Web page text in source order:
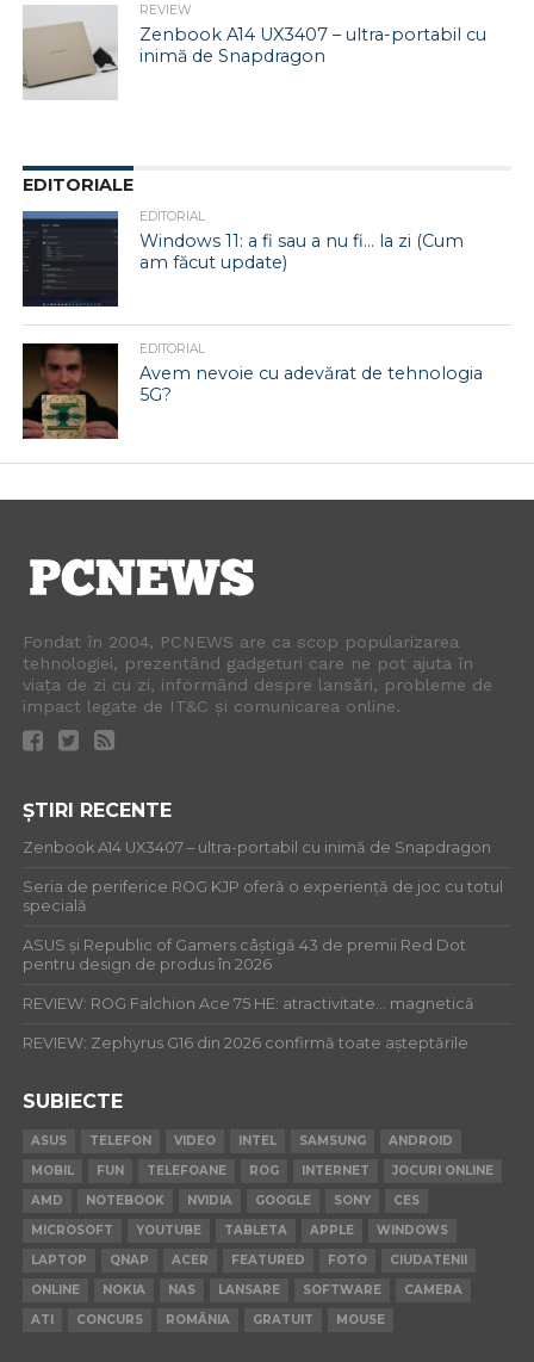
REVIEW
Zenbook A14 UX3407 – ultra-portabil cu
inimă de Snapdragon
EDITORIALE
EDITORIAL
Windows 11: a fi sau a nu fi… la zi (Cum
am făcut update)
EDITORIAL
Avem nevoie cu adevărat de tehnologia
5G?
Fondat în 2004, PCNEWS are ca scop popularizarea
tehnologiei, prezentând gadgeturi care ne pot ajuta în
viața de zi cu zi, informând despre lansări, probleme de
impact legate de IT&C și comunicarea online.
ȘTIRI RECENTE
Zenbook A14 UX3407 – ultra-portabil cu inimă de Snapdragon
Seria de periferice ROG KJP oferă o experiență de joc cu totul
specială
ASUS și Republic of Gamers câștigă 43 de premii Red Dot
pentru design de produs în 2026
REVIEW: ROG Falchion Ace 75 HE: atractivitate… magnetică
REVIEW: Zephyrus G16 din 2026 confirmă toate așteptările
SUBIECTE
ASUS TELEFON VIDEO INTEL SAMSUNG
ANDROID
MOBIL
FUN TELEFOANE ROG INTERNET
JOCURI ONLINE
AMD
NOTEBOOK NVIDIA GOOGLE SONY
CES
MICROSOFT
YOUTUBE TABLETA APPLE
WINDOWS
LAPTOP
QNAP ACER FEATURED FOTO
CIUDATENII
ONLINE
NOKIA NAS LANSARE SOFTWARE
CAMERA
ATI
CONCURS ROMÂNIA GRATUIT MOUSE